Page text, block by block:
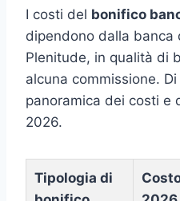
I costi del bonifico
dipendono dalla banca
Plenitude, in qualità di
alcuna commissione.
panoramica dei costi e
2026.
Tipologia di